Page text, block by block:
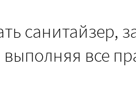
санитайзер,
все